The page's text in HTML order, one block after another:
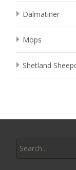
Dalmatiner
Mops
Shetland
for: